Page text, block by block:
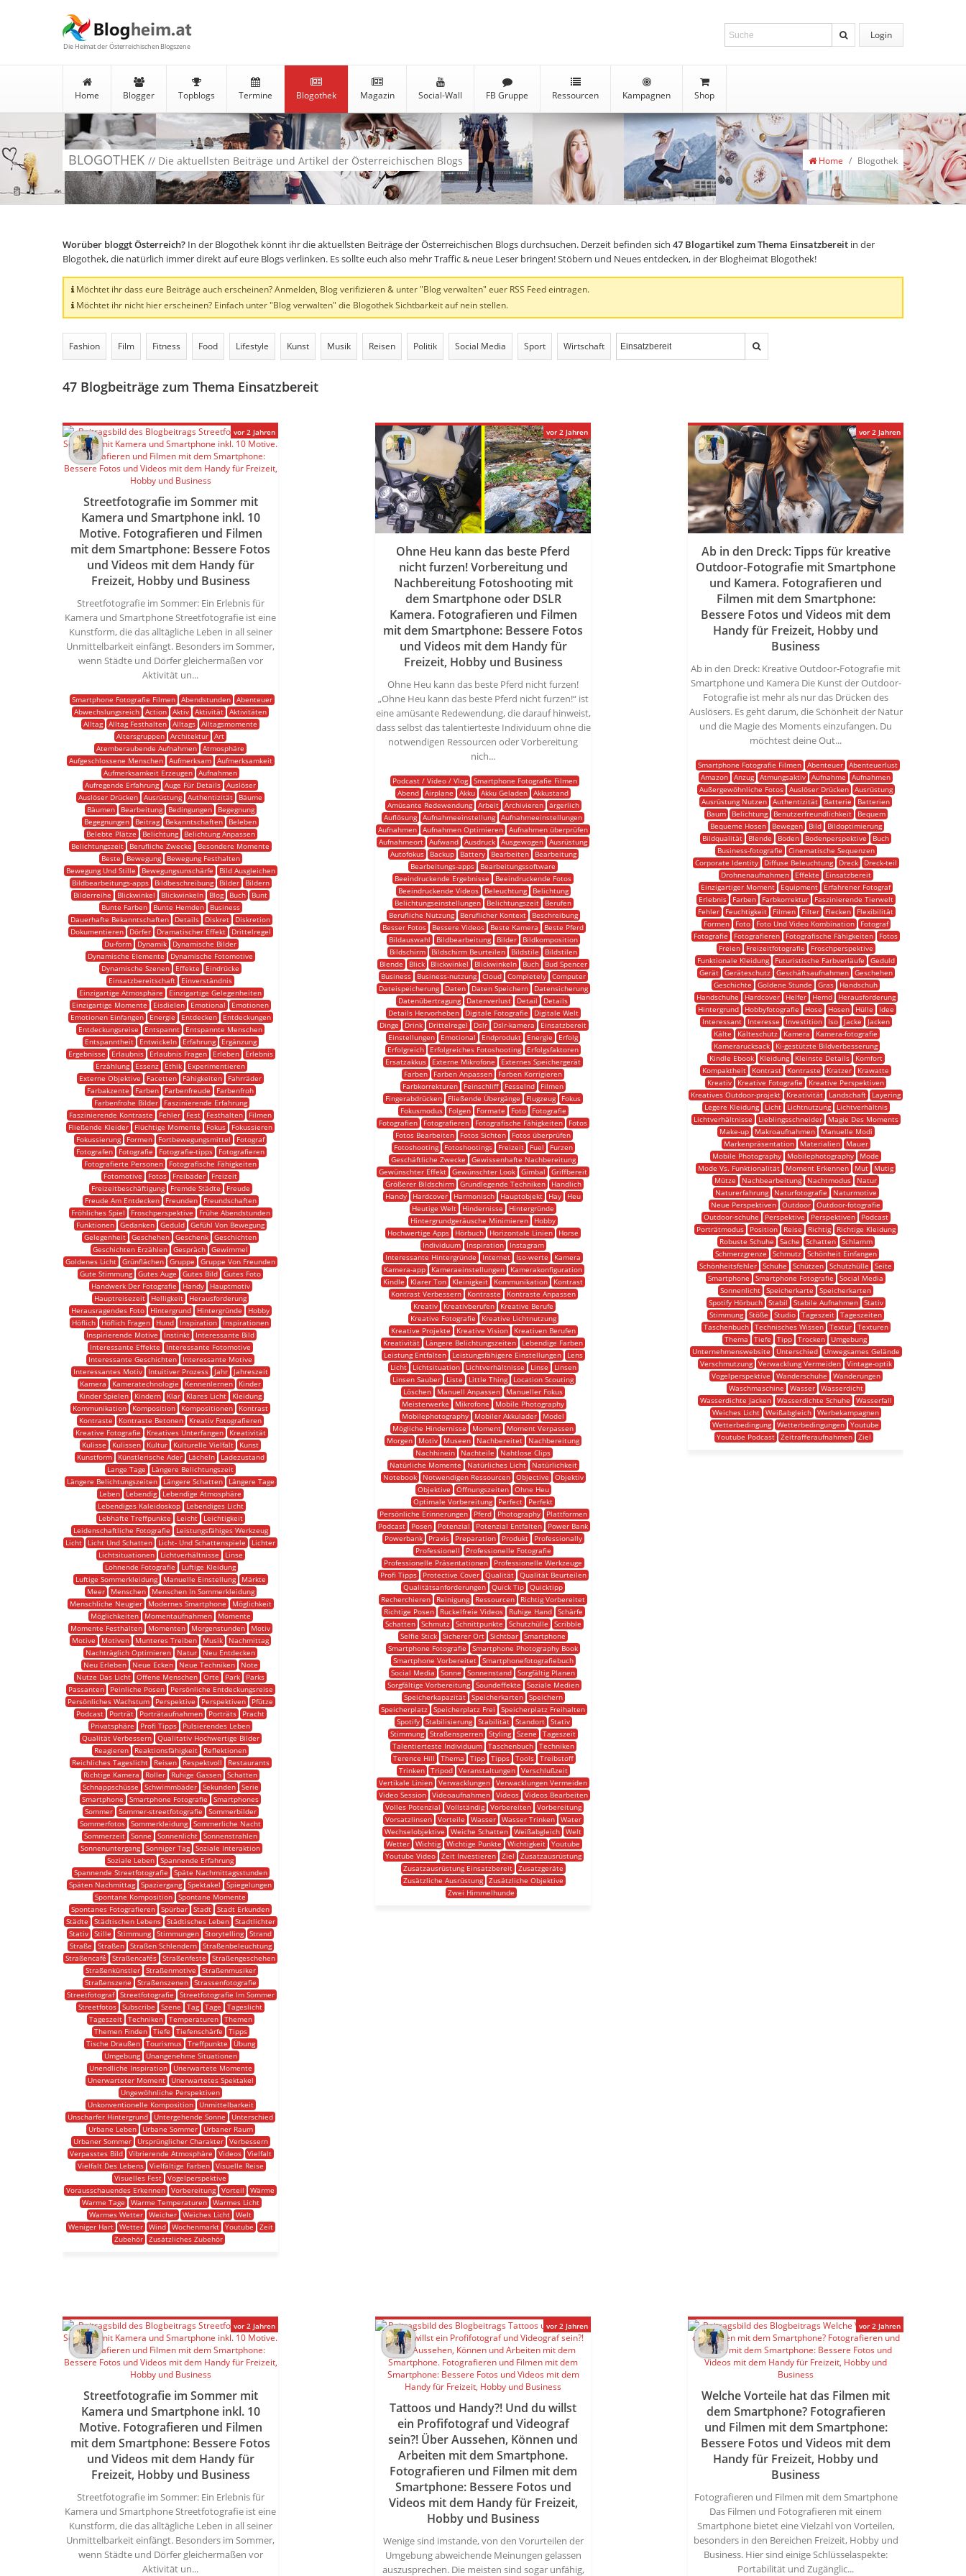
Die Heimat der Österreichischen Blogszene
Login
Home Blogger Topblogs Termine Blogothek Magazin Social-Wall FB Gruppe Ressourcen Kampagnen Shop
BLOGOTHEK // Die aktuellsten Beiträge und Artikel der Österreichischen Blogs Home / Blogothek
Worüber bloggt Österreich? In der Blogothek könnt ihr die aktuellsten Beiträge der Österreichischen Blogs durchsuchen. Derzeit befinden sich 47 Blogartikel zum Thema Einsatzbereit in der
Blogothek, die natürlich immer direkt auf eure Blogs verlinken. Es sollte euch also mehr Traffic & neue Leser bringen! Stöbern und Neues entdecken, in der Blogheimat Blogothek!
Möchtet ihr dass eure Beiträge auch erscheinen? Anmelden, Blog verifizieren & unter "Blog verwalten" euer RSS Feed eintragen.
Möchtet ihr nicht hier erscheinen? Einfach unter "Blog verwalten" die Blogothek Sichtbarkeit auf nein stellen.
Fashion Film Fitness Food Lifestyle Kunst Musik Reisen Politik Social Media Sport Wirtschaft
47 Blogbeiträge zum Thema Einsatzbereit
Streetfotografie im Sommer mit
Kamera und Smartphone inkl. 10
Motive. Fotografieren und Filmen
mit dem Smartphone: Bessere Fotos
und Videos mit dem Handy für
Freizeit, Hobby und Business
Streetfotografie im Sommer: Ein Erlebnis für
Kamera und Smartphone Streetfotografie ist eine
Kunstform, die das alltägliche Leben in all seiner
Unmittelbarkeit einfängt. Besonders im Sommer,
wenn Städte und Dörfer gleichermaßen vor
Aktivität un...
Smartphone Fotografie Filmen Abendstunden Abenteuer
Abwechslungsreich Action Aktiv Aktivität Aktivitäten
Alltag Alltag Festhalten Alltags Alltagsmomente
Altersgruppen Architektur Art
Atemberaubende Aufnahmen Atmosphäre
Aufgeschlossene Menschen
Aufmerksam
Aufmerksamkeit
Aufmerksamkeit Erzeugen Aufnahmen
Aufregende Erfahrung Auge Für Details Auslöser
Auslöser Drücken Ausrüstung Authentizität
Bäume
Bäumen
Bearbeitung Bedingungen
Begegnung
Begegnungen
Beitrag Bekanntschaften
Beleben
Belebte Plätze
Belichtung
Belichtung Anpassen
Belichtungszeit
Berufliche Zwecke
Besondere Momente
Beste
Bewegung
Bewegung Festhalten
Bewegung Und Stille
Bewegungsunschärfe
Bild Ausgleichen
Bildbearbeitungs-apps
Bildbeschreibung Bilder
Bildern
Bilderreihe
Blickwinkel Blickwinkeln Blog Buch
Bunt
Bunte Farben
Bunte Hemden
Business
Dauerhafte Bekanntschaften
Details Diskret
Diskretion
Dokumentieren
Dörfer Dramatischer Effekt
Drittelregel
Du-form
Dynamik
Dynamische Bilder
Dynamische Elemente
Dynamische Fotomotive
Dynamische Szenen
Effekte
Eindrücke
Einsatzbereitschaft
Einverständnis
Einzigartige Atmosphäre
Einzigartige Gelegenheiten
Einzigartige Momente
Eisdielen Emotional
Emotionen
Emotionen Einfangen
Energie Entdecken
Entdeckungen
Entdeckungsreise
Entspannt
Entspannte Menschen
Entspanntheit
Entwickeln Erfahrung
Ergänzung
Ergebnisse
Erlaubnis Erlaubnis Fragen Erleben
Erlebnis
Erzählung
Essenz Ethik
Experimentieren
Externe Objektive
Facetten Fähigkeiten
Fahrräder
Farbakzente
Farben Farbenfreude
Farbenfroh
Farbenfrohe Bilder
Faszinierende Erfahrung
Faszinierende Kontraste
Fehler Fest Festhalten
Filmen
Fließende Kleider
Flüchtige Momente Fokus
Fokussieren
Fokussierung
Formen Fortbewegungsmittel
Fotograf
Fotografen
Fotografie Fotografie-tipps
Fotografieren
Fotografierte Personen
Fotografische Fähigkeiten
Fotomotive
Fotos Freibäder
Freizeit
Freizeitbeschäftigung
Fremde Städte
Freude
Freude Am Entdecken
Freunden
Freundschaften
Fröhliches Spiel
Froschperspektive
Frühe Abendstunden
Funktionen Gedanken Geduld Gefühl Von Bewegung
Gelegenheit Geschehen Geschenk Geschichten
Geschichten Erzählen Gespräch Gewimmel
Goldenes Licht Grünflächen Gruppe
Gruppe Von Freunden
Gute Stimmung Gutes Auge Gutes Bild Gutes Foto
Handwerk Der Fotografie
Handy
Hauptmotiv
Hauptreisezeit
Helligkeit
Herausforderung
Herausragendes Foto
Hintergrund Hintergründe
Hobby
Höflich
Höflich Fragen Hund Inspiration
Inspirationen
Inspirierende Motive
Instinkt
Interessante Bild
Interessante Effekte
Interessante Fotomotive
Interessante Geschichten
Interessante Motive
Interessantes Motiv
Intuitiver Prozess Jahr
Jahreszeit
Kamera
Kameratechnologie Kennenlernen
Kinder
Kinder Spielen
Kindern Klar Klares Licht
Kleidung
Kommunikation
Komposition Kompositionen
Kontrast
Kontraste
Kontraste Betonen
Kreativ Fotografieren
Kreative Fotografie
Kreatives Unterfangen
Kreativität
Kulisse
Kulissen Kultur Kulturelle Vielfalt
Kunst
Kunstform
Künstlerische Ader Lächeln
Ladezustand
Lange Tage
Längere Belichtungszeit
Längere Belichtungszeiten
Längere Schatten
Längere Tage
Leben
Lebendig
Lebendige Atmosphäre
Lebendiges Kaleidoskop
Lebendiges Licht
Lebhafte Treffpunkte
Leicht
Leichtigkeit
Leidenschaftliche Fotografie
Leistungsfähiges Werkzeug
Licht
Licht Und Schatten Licht- Und Schattenspiele
Lichter
Lichtsituationen
Lichtverhältnisse
Linse
Lohnende Fotografie
Luftige Kleidung
Luftige Sommerkleidung
Manuelle Einstellung
Märkte
Meer
Menschen
Menschen In Sommerkleidung
Menschliche Neugier
Modernes Smartphone
Möglichkeit
Möglichkeiten
Momentaufnahmen
Momente
Momente Festhalten
Momenten Morgenstunden
Motiv
Motive
Motiven Munteres Treiben Musik
Nachmittag
Nachträglich Optimieren
Natur
Neu Entdecken
Neu Erleben
Neue Ecken Neue Techniken
Note
Nutze Das Licht Offene Menschen Orte Park
Parks
Passanten
Peinliche Posen
Persönliche Entdeckungsreise
Persönliches Wachstum
Perspektive Perspektiven
Pfütze
Podcast
Porträt Porträtaufnahmen Porträts
Pracht
Privatsphäre
Profi Tipps
Pulsierendes Leben
Qualität Verbessern
Qualitativ Hochwertige Bilder
Reagieren
Reaktionsfähigkeit
Reflektionen
Reichliches Tageslicht
Reisen Respektvoll
Restaurants
Richtige Kamera
Roller Ruhige Gassen Schatten
Schnappschüsse
Schwimmbäder Sekunden
Serie
Smartphone
Smartphone Fotografie
Smartphones
Sommer
Sommer-streetfotografie
Sommerbilder
Sommerfotos Sommerkleidung Sommerliche Nacht
Sommerzeit
Sonne Sonnenlicht
Sonnenstrahlen
Sonnenuntergang Sonniger Tag Soziale Interaktion
Soziale Leben Spannende Erfahrung
Spannende Streetfotografie
Späte Nachmittagsstunden
Späten Nachmittag Spaziergang Spektakel
Spiegelungen
Spontane Komposition Spontane Momente
Spontanes Fotografieren Spürbar Stadt Stadt Erkunden
Städte
Städtischen Lebens Städtisches Leben
Stadtlichter
Stativ Stille Stimmung Stimmungen Storytelling Strand
Straße
Straßen Straßen Schlendern
Straßenbeleuchtung
Straßencafé
Straßencafés Straßenfeste
Straßengeschehen
Straßenkünstler
Straßenmotive
Straßenmusiker
Straßenszene
Straßenszenen
Strassenfotografie
Streetfotograf
Streetfotografie
Streetfotografie Im Sommer
Streetfotos Subscribe Szene Tag Tage
Tageslicht
Tageszeit
Techniken Temperaturen
Themen
Themen Finden
Tiefe Tiefenschärfe
Tipps
Tische Draußen
Tourismus Treffpunkte
Übung
Umgebung
Unangenehme Situationen
Unendliche Inspiration
Unerwartete Momente
Unerwarteter Moment
Unerwartetes Spektakel
Ungewöhnliche Perspektiven
Unkonventionelle Komposition
Unmittelbarkeit
Unscharfer Hintergrund
Untergehende Sonne
Unterschied
Urbane Leben
Urbane Sommer
Urbaner Raum
Urbaner Sommer
Ursprünglicher Charakter
Verbessern
Verpasstes Bild
Vibrierende Atmosphäre Videos
Vielfalt
Vielfalt Des Lebens
Vielfältige Farben
Visuelle Reise
Visuelles Fest Vogelperspektive
Vorausschauendes Erkennen Vorbereitung Vorteil
Wärme
Warme Tage
Warme Temperaturen
Warmes Licht
Warmes Wetter Weicher Weiches Licht Welt
Weniger Hart
Wetter Wind Wochenmarkt Youtube
Zeit
Zubehör Zusätzliches Zubehör
vor 2 Jahren
Ohne Heu kann das beste Pferd
nicht furzen! Vorbereitung und
Nachbereitung Fotoshooting mit
dem Smartphone oder DSLR
Kamera. Fotografieren und Filmen
mit dem Smartphone: Bessere Fotos
und Videos mit dem Handy für
Freizeit, Hobby und Business
Ohne Heu kann das beste Pferd nicht furzen!
„Ohne Heu kann das beste Pferd nicht furzen!“ ist
eine amüsante Redewendung, die darauf hinweist,
dass selbst das talentierteste Individuum ohne die
notwendigen Ressourcen oder Vorbereitung
nich...
Podcast / Video / Vlog Smartphone Fotografie Filmen
Abend Airplane Akku Akku Geladen Akkustand
Amüsante Redewendung
Arbeit Archivieren
ärgerlich
Auflösung Aufnahmeeinstellung Aufnahmeeinstellungen
Aufnahmen Aufnahmen Optimieren Aufnahmen überprüfen
Aufnahmeort Aufwand Ausdruck Ausgewogen Ausrüstung
Autofokus
Backup Battery Bearbeiten
Bearbeitung
Bearbeitungs-apps
Bearbeitungssoftware
Beeindruckende Ergebnisse
Beeindruckende Fotos
Beeindruckende Videos
Beleuchtung
Belichtung
Belichtungseinstellungen
Belichtungszeit
Berufen
Berufliche Nutzung
Beruflicher Kontext
Beschreibung
Besser Fotos
Bessere Videos Beste Kamera
Beste Pferd
Bildauswahl
Bildbearbeitung Bilder
Bildkomposition
Bildschirm
Bildschirm Beurteilen Bildstile
Bildstilen
Blende
Blick Blickwinkel Blickwinkeln Buch
Bud Spencer
Business
Business-nutzung Cloud Completely
Computer
Dateispeicherung
Daten Daten Speichern
Datensicherung
Datenübertragung
Datenverlust Detail
Details
Details Hervorheben
Digitale Fotografie
Digitale Welt
Dinge
Drink Drittelregel Dslr Dslr-kamera
Einsatzbereit
Einstellungen
Emotional Endprodukt Energie
Erfolg
Erfolgreich
Erfolgreiches Fotoshooting
Erfolgsfaktoren
Ersatzakkus
Externe Mikrofone
Externes Speichergerät
Farben
Farben Anpassen
Farben Korrigieren
Farbkorrekturen
Feinschliff Fesselnd
Filmen
Fingerabdrücken
Fließende Übergänge Flugzeug
Fokus
Fokusmodus
Folgen Formate Foto
Fotografie
Fotografien
Fotografieren Fotografische Fähigkeiten
Fotos
Fotos Bearbeiten
Fotos Sichten
Fotos überprüfen
Fotoshooting
Fotoshootings Freizeit Fuel
Furzen
Geschäftliche Zwecke
Gewissenhafte Nachbereitung
Gewünschter Effekt Gewünschter Look Gimbal
Griffbereit
Größerer Bildschirm
Grundlegende Techniken
Handlich
Handy
Hardcover Harmonisch Hauptobjekt Hay
Heu
Heutige Welt
Hindernisse
Hintergründe
Hintergrundgeräusche Minimieren
Hobby
Hochwertige Apps
Hörbuch Horizontale Linien
Horse
Individuum
Inspiration
Instagram
Interessante Hintergründe
Internet Iso-werte
Kamera
Kamera-app
Kameraeinstellungen
Kamerakonfiguration
Kindle
Klarer Ton Kleinigkeit Kommunikation
Kontrast
Kontrast Verbessern
Kontraste
Kontraste Anpassen
Kreativ
Kreativberufen
Kreative Berufe
Kreative Fotografie
Kreative Lichtnutzung
Kreative Projekte
Kreative Vision
Kreativen Berufen
Kreativität
Längere Belichtungszeiten
Lebendige Farben
Leistung Entfalten
Leistungsfähigere Einstellungen
Lens
Licht
Lichtsituation Lichtverhältnisse Linse
Linsen
Linsen Sauber
Liste Little Thing
Location Scouting
Löschen
Manuell Anpassen
Manueller Fokus
Meisterwerke
Mikrofone
Mobile Photography
Mobilephotography
Mobiler Akkulader
Model
Mögliche Hindernisse
Moment
Moment Verpassen
Morgen
Motiv Museen Nachbereitet
Nachbereitung
Nachhinein
Nachteile
Nahtlose Clips
Natürliche Momente
Natürliches Licht
Natürlichkeit
Notebook
Notwendigen Ressourcen Objective
Objektiv
Objektive
Öffnungszeiten
Ohne Heu
Optimale Vorbereitung
Perfect
Perfekt
Persönliche Erinnerungen
Pferd Photography
Plattformen
Podcast
Posen Potenzial Potenzial Entfalten
Power Bank
Powerbank
Praxis Preparation Produkt
Professionally
Professionell
Professionelle Fotografie
Professionelle Präsentationen
Professionelle Werkzeuge
Profi Tipps
Protective Cover Qualität
Qualität Beurteilen
Qualitätsanforderungen Quick Tip Quicktipp
Recherchieren
Reinigung Ressourcen
Richtig Vorbereitet
Richtige Posen
Ruckelfreie Videos Ruhige Hand
Schärfe
Schatten
Schmutz Schnittpunkte Schutzhülle
Scribble
Selfie Stick Sicherer Ort Sichtbar Smartphone
Smartphone Fotografie
Smartphone Photography Book
Smartphone Vorbereitet
Smartphonefotografiebuch
Social Media
Sonne Sonnenstand Sorgfältig Planen
Sorgfältige Vorbereitung
Soundeffekte
Soziale Medien
Speicherkapazität
Speicherkarten
Speichern
Speicherplatz Speicherplatz Frei
Speicherplatz Freihalten
Spotify
Stabilisierung Stabilität Standort
Stativ
Stimmung Straßensperren Styling Szene
Tageszeit
Talentierteste Individuum
Taschenbuch
Techniken
Terence Hill
Thema Tipp Tipps Tools
Treibstoff
Trinken
Tripod Veranstaltungen
Verschlußzeit
Vertikale Linien Verwacklungen Verwacklungen Vermeiden
Video Session
Videoaufnahmen Videos
Videos Bearbeiten
Volles Potenzial
Vollständig Vorbereiten
Vorbereitung
Vorsatzlinsen
Vorteile Wasser Wasser Trinken
Water
Wechselobjektive
Weiche Schatten Weißabgleich Welt
Wetter Wichtig Wichtige Punkte Wichtigkeit Youtube
Youtube Video
Zeit Investieren Ziel
Zusatzausrüstung
Zusatzausrüstung Einsatzbereit
Zusatzgeräte
Zusätzliche Ausrüstung
Zusätzliche Objektive
Zwei Himmelhunde
vor 2 Jahren
Ab in den Dreck: Tipps für kreative
Outdoor-Fotografie mit Smartphone
und Kamera. Fotografieren und
Filmen mit dem Smartphone:
Bessere Fotos und Videos mit dem
Handy für Freizeit, Hobby und
Business
Ab in den Dreck: Kreative Outdoor-Fotografie mit
Smartphone und Kamera Die Kunst der Outdoor-
Fotografie ist mehr als nur das Drücken des
Auslösers. Es geht darum, die Schönheit der Natur
und die Magie des Moments einzufangen. Du
möchtest deine Out...
Smartphone Fotografie Filmen Abenteuer
Abenteuerlust
Amazon Anzug Atmungsaktiv Aufnahme
Aufnahmen
Außergewöhnliche Fotos
Auslöser Drücken
Ausrüstung
Ausrüstung Nutzen Authentizität Batterie
Batterien
Baum
Belichtung Benutzerfreundlichkeit
Bequem
Bequeme Hosen
Bewegen Bild
Bildoptimierung
Bildqualität
Blende Boden Bodenperspektive
Buch
Business-fotografie
Cinematische Sequenzen
Corporate Identity
Diffuse Beleuchtung Dreck
Dreck-teil
Drohnenaufnahmen
Effekte
Einsatzbereit
Einzigartiger Moment
Equipment
Erfahrener Fotograf
Erlebnis
Farben Farbkorrektur
Faszinierende Tierwelt
Fehler
Feuchtigkeit Filmen Filter Flecken
Flexibilität
Formen
Foto Foto Und Video Kombination
Fotograf
Fotografie
Fotografieren Fotografische Fähigkeiten
Fotos
Freien
Freizeitfotografie
Froschperspektive
Funktionale Kleidung
Futuristische Farbverläufe
Geduld
Gerät
Geräteschutz Geschäftsaufnahmen
Geschehen
Geschichte
Goldene Stunde Gras
Handschuh
Handschuhe
Hardcover Helfer Hemd
Herausforderung
Hintergrund
Hobbyfotografie Hose Hosen Hülle
Idee
Interessant
Interesse Investition Iso Jacke
Jacken
Kälte
Kälteschutz Kamera
Kamera-fotografie
Kamerarucksack
Ki-gestützte Bildverbesserung
Kindle Ebook
Kleidung Kleinste Details
Komfort
Kompaktheit
Kontrast Kontraste Kratzer
Krawatte
Kreativ
Kreative Fotografie
Kreative Perspektiven
Kreatives Outdoor-projekt
Kreativität Landschaft
Layering
Legere Kleidung
Licht Lichtnutzung
Lichtverhältnis
Lichtverhältnisse
Lieblingsschneider
Magie Des Moments
Make-up
Makroaufnahmen
Manuelle Modi
Markenpräsentation
Materialien
Mauer
Mobile Photography
Mobilephotography
Mode
Mode Vs. Funktionalität
Moment Erkennen Mut
Mutig
Mütze
Nachbearbeitung Nachtmodus
Natur
Naturerfahrung
Naturfotografie
Naturmotive
Neue Perspektiven Outdoor Outdoor-fotografie
Outdoor-schuhe
Perspektive Perspektiven
Podcast
Porträtmodus
Position Reise Richtig
Richtige Kleidung
Robuste Schuhe
Sache Schatten
Schlamm
Schmerzgrenze
Schmutz
Schönheit Einfangen
Schönheitsfehler Schuhe Schützen Schutzhülle
Seite
Smartphone
Smartphone Fotografie
Social Media
Sonnenlicht Speicherkarte
Speicherkarten
Spotify Hörbuch
Stabil Stabile Aufnahmen
Stativ
Stimmung Stöße Studio Tageszeit Tageszeiten
Taschenbuch
Technisches Wissen Textur
Texturen
Thema
Tiefe Tipp Trocken
Umgebung
Unternehmenswebsite
Unterschied
Unwegsames Gelände
Verschmutzung
Verwacklung Vermeiden
Vintage-optik
Vogelperspektive
Wanderschuhe
Wanderungen
Waschmaschine
Wasser
Wasserdicht
Wasserdichte Jacken
Wasserdichte Schuhe
Wasserfall
Weiches Licht Weißabgleich Werbekampagnen
Wetterbedingung Wetterbedingungen Youtube
Youtube Podcast Zeitrafferaufnahmen Ziel
vor 2 Jahren
Streetfotografie im Sommer mit
Kamera und Smartphone inkl. 10
Motive. Fotografieren und Filmen
mit dem Smartphone: Bessere Fotos
und Videos mit dem Handy für
Freizeit, Hobby und Business
Streetfotografie im Sommer: Ein Erlebnis für
Kamera und Smartphone Streetfotografie ist eine
Kunstform, die das alltägliche Leben in all seiner
Unmittelbarkeit einfängt. Besonders im Sommer,
wenn Städte und Dörfer gleichermaßen vor
Aktivität un...
vor 2 Jahren
Tattoos und Handy?! Und du willst
ein Profifotograf und Videograf
sein?! Über Aussehen, Können und
Arbeiten mit dem Smartphone.
Fotografieren und Filmen mit dem
Smartphone: Bessere Fotos und
Videos mit dem Handy für Freizeit,
Hobby und Business
Wenige sind imstande, von den Vorurteilen der
Umgebung abweichende Meinungen gelassen
auszusprechen. Die meisten sind sogar unfähig,
vor 2 Jahren
Welche Vorteile hat das Filmen mit
dem Smartphone? Fotografieren
und Filmen mit dem Smartphone:
Bessere Fotos und Videos mit dem
Handy für Freizeit, Hobby und
Business
Fotografieren und Filmen mit dem Smartphone
Das Filmen und Fotografieren mit einem
Smartphone bietet eine Vielzahl von Vorteilen,
besonders in den Bereichen Freizeit, Hobby und
Business. Hier sind einige Schlüsselaspekte:
Portabilität und Zugänglic...
vor 2 Jahren